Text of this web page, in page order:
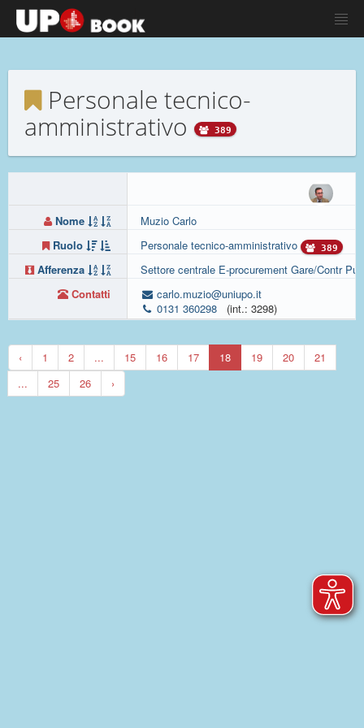
Personale tecnico-
amministrativo
389
Nome
Ruolo
Afferenza
Contatti
Muzio Carlo
Personale tecnico-amministrativo
389
Settore centrale E-procurement Gare/Contr
carlo.muzio@uniupo.it
0131 360298
(int.: 3298)
‹ 1 2 ... 15 16 17 18 19 20
21
...
25 26 ›